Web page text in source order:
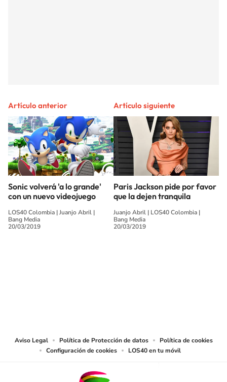
Artículo anterior
Sonic volverá 'a lo grande'
con un nuevo videojuego
LOS40 Colombia |Juanjo Abril |
Bang Media
20/03/2019
Artículo siguiente
Paris Jackson pide por favor
que la dejen tranquila
Juanjo Abril | LOS40 Colombia |
Bang Media
20/03/2019
Aviso Legal Política de Protección de datos
Política de cookies
Configuración de cookies
LOS40 en tu móvil